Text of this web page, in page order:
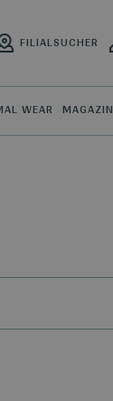
FILIALSUCHER
WEAR MAGAZIN